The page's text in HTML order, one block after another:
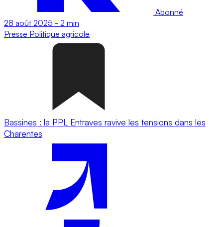
Abonné
28 août 2025 - 2 min
Presse Politique agricole
Bassines : la PPL Entraves ravive les tensions dans les
Charentes